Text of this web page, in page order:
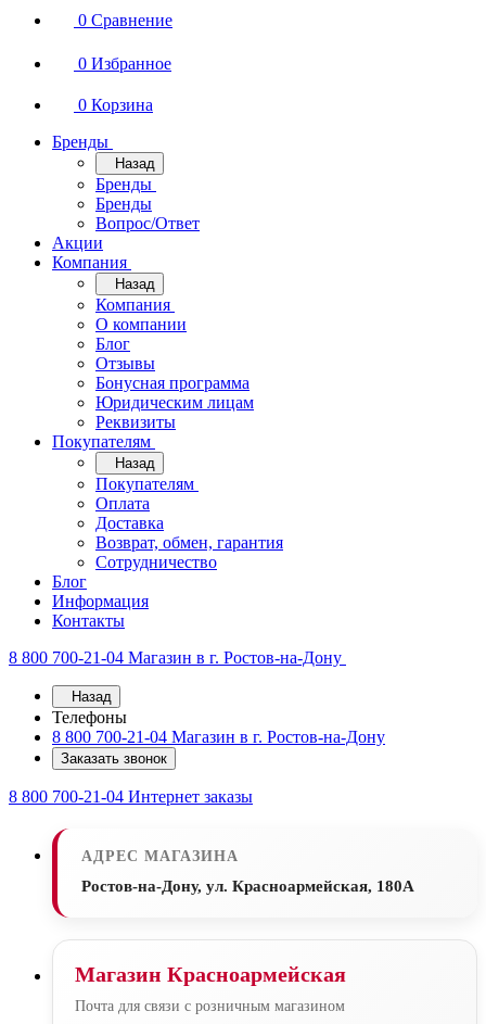
0 Сравнение
0 Избранное
0 Корзина
Бренды
Назад
Бренды
Бренды
Вопрос/Ответ
Акции
Компания
Назад
Компания
О компании
Блог
Отзывы
Бонусная программа
Юридическим лицам
Реквизиты
Покупателям
Назад
Покупателям
Оплата
Доставка
Возврат, обмен, гарантия
Сотрудничество
Блог
Информация
Контакты
8 800 700-21-04 Магазин в г. Ростов-на-Дону
Назад
Телефоны
8 800 700-21-04 Магазин в г. Ростов-на-Дону
Заказать звонок
8 800 700-21-04 Интернет заказы
АДРЕС МАГАЗИНА
Ростов-на-Дону, ул. Красноармейская, 180А
Магазин Красноармейская
Почта для связи с розничным магазином